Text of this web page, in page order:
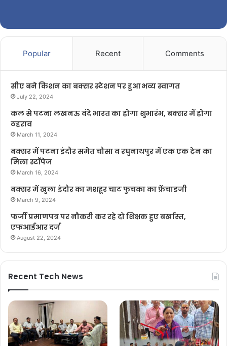
Popular Recent Comments
सीए बने किशन का बक्सर स्टेशन पर हुआ भव्य स्वागत
July 22, 2024
कल से पटना लखनऊ वंदे भारत का होगा शुभारंभ, बक्सर में होगा
ठहराव
March 11, 2024
बक्सर में पटना इंदौर समेत चौसा व रघुनाथपुर में एक एक ट्रेन का
मिला स्टॉपेज
March 16, 2024
बक्सर में खुला इंदौर का मशहूर चाट फुचका का फ्रेंचाइजी
March 9, 2024
फर्जी प्रमाणपत्र पर नौकरी कर रहे दो शिक्षक हुए बर्खास्त,
एफआईआर दर्ज
August 22, 2024
Recent Tech News